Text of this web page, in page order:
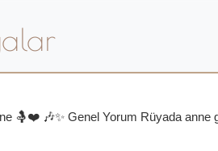
🤱❤️ 🎶✨ Genel Yorum Rüyada anne